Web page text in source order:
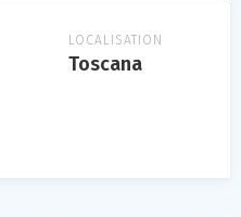
LOCALISATION
Toscana